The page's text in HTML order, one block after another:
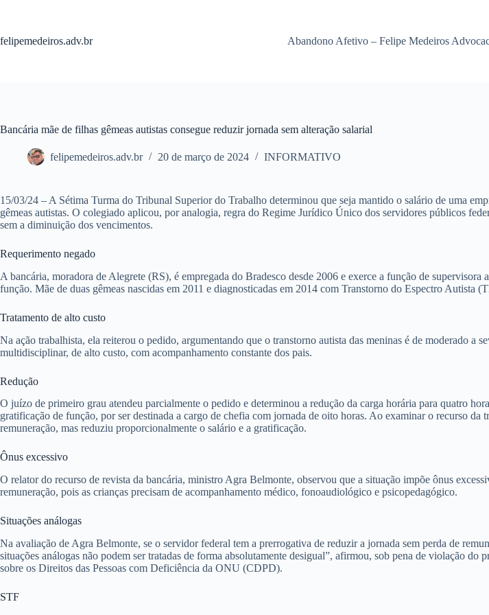
conteúdo
felipemedeiros.adv.br Abandono Afetivo – Felipe Medeiros
Bancária mãe de filhas gêmeas autistas consegue reduzir jornada sem alteração salarial
felipemedeiros.adv.br 20 de março de 2024 INFORMATIVO
15/03/24 – A Sétima Turma do Tribunal Superior do Trabalho determinou que seja mantido o salário de uma
gêmeas autistas. O colegiado aplicou, por analogia, regra do Regime Jurídico Único dos servidores públicos
sem a diminuição dos vencimentos.
Requerimento negado
A bancária, moradora de Alegrete (RS), é empregada do Bradesco desde 2006 e exerce a função de
função. Mãe de duas gêmeas nascidas em 2011 e diagnosticadas em 2014 com Transtorno do Espectro
Tratamento de alto custo
Na ação trabalhista, ela reiterou o pedido, argumentando que o transtorno autista das meninas é de moderado a
multidisciplinar, de alto custo, com acompanhamento constante dos pais.
Redução
O juízo de primeiro grau atendeu parcialmente o pedido e determinou a redução da carga horária para quatro
gratificação de função, por ser destinada a cargo de chefia com jornada de oito horas. Ao examinar o recurso
remuneração, mas reduziu proporcionalmente o salário e a gratificação.
Ônus excessivo
O relator do recurso de revista da bancária, ministro Agra Belmonte, observou que a situação impõe ônus
remuneração, pois as crianças precisam de acompanhamento médico, fonoaudiológico e psicopedagógico.
Situações análogas
Na avaliação de Agra Belmonte, se o servidor federal tem a prerrogativa de reduzir a jornada sem perda de
situações análogas não podem ser tratadas de forma absolutamente desigual”, afirmou, sob pena de violação do
sobre os Direitos das Pessoas com Deficiência da ONU (CDPD).
STF